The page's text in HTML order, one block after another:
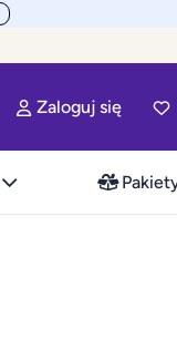
Zaloguj się